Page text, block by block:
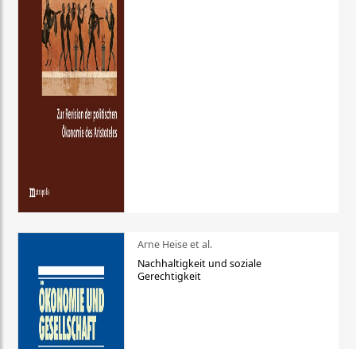
Arne Heise et al.
Nachhaltigkeit und soziale
Gerechtigkeit